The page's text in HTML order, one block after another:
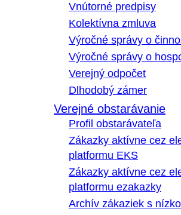
Vnútorné predpisy
Kolektívna zmluva
Výročné správy o
Výročné správy o
Verejný odpočet
Dlhodobý zámer
Verejné obstarávanie
Profil obstarávateľa
Zákazky aktívne cez
platformu EKS
Zákazky aktívne cez
platformu ezakazky
Archív zákaziek s